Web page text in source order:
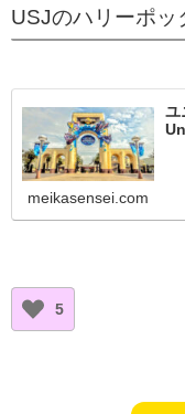
USJのハリーポッ
ユ
meikasensei.com
5